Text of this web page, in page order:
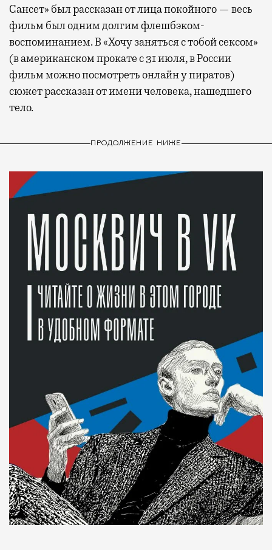
Сансет» был рассказан от лица покойного — весь
фильм был одним долгим флешбэком-
воспоминанием. В «Хочу заняться с тобой сексом»
(в американском прокате с 31 июля, в России
фильм можно посмотреть онлайн у пиратов)
сюжет рассказан от имени человека, нашедшего
тело.
ПРОДОЛЖЕНИЕ НИЖЕ